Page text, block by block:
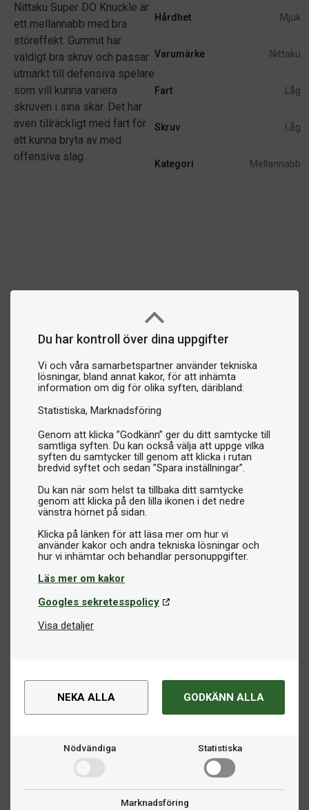
Du har kontroll över dina uppgifter
Vi och våra samarbetspartner använder tekniska
lösningar, bland annat kakor, för att inhämta
information om dig för olika syften, däribland:
Statistiska Marknadsföring
Genom att klicka ”Godkänn” ger du ditt samtycke till
samtliga syften. Du kan också välja att uppge vilka
syften du samtycker till genom att klicka i rutan
bredvid syftet och sedan ”Spara inställningar”.
Du kan när som helst ta tillbaka ditt samtycke
genom att klicka på den lilla ikonen i det nedre
vänstra hörnet på sidan.
Klicka på länken för att läsa mer om hur vi
använder kakor och andra tekniska lösningar och
Läs mer om kakor
Googles sekretesspolicy
Visa detaljer
NEKA ALLA GODKÄNN ALLA
Nödvändiga Statistiska
Marknadsföring
Nittaku Super DO Knuckle är
ett mellannabb med bra
störeffekt. Gummit har
väldigt bra skruv och passar
utmärkt till defensiva spelare
som vill kunna variera
skruven i sina skär. Det har
även tillräckligt med fart för
att kunna bryta av med
offensiva slag.
Hårdhet Mjuk
Varumärke Nittaku
Fart Låg
Skruv Låg
Kategori Mellannabb